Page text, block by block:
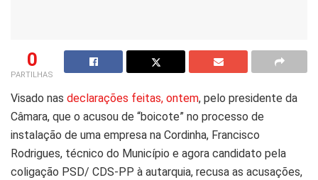
0
PARTILHAS
Visado nas declarações feitas, ontem, pelo presidente da
Câmara, que o acusou de “boicote” no processo de
instalação de uma empresa na Cordinha, Francisco
Rodrigues, técnico do Município e agora candidato pela
coligação PSD/ CDS-PP à autarquia, recusa as acusações,